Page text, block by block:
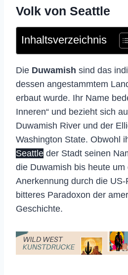
Volk von Seattle
Inhaltsverzeichnis
Die Duwamish sind das
dessen angestammtem
erbaut wurde. Ihr Name
Inneren“ und bezieht sich
Duwamish River und der
Washington State. Obwohl
Seattle der Stadt seinen
die Duwamish bis heute um
Anerkennung durch die
bitteres Paradoxon der
Geschichte.